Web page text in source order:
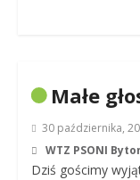
Małe
30 października,
WTZ PSONI
Dziś gościmy